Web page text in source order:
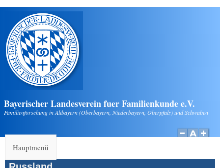
Direkt zum Inhalt
Bayerischer Landesverein fuer Familienkunde e.V.
Familienforschung in Altbayern (Oberbayern, Niederbayern, Oberpfalz) und Schwaben
Hauptmenü